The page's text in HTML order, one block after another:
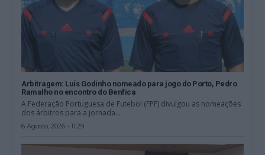
Arbitragem: Luís Godinho nomeado para jogo do Porto, Pedro
Ramalho no encontro do Benfica
A Federação Portuguesa de Futebol (FPF) divulgou as nomeações
dos árbitros para a jornada...
6 Agosto, 2026 - 11:29